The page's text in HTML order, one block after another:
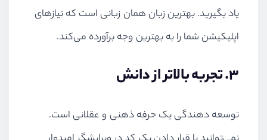
یاد بگیرید. بهترین زبان همان زبانی است که نیازهای
اپلیکیشن شما را به بهترین وجه برآورده می‌کند.
3. تجربه بالاتر از دانش
توسعه دهندگی یک حرفه ذهنی و عقلانی است.